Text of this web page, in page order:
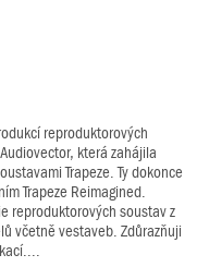
reproduktorových
která zahájila
Trapeze. Ty dokonce
Trapeze Reimagined.
reproduktorových soustav z
včetně vestaveb. Zdůrazňuji